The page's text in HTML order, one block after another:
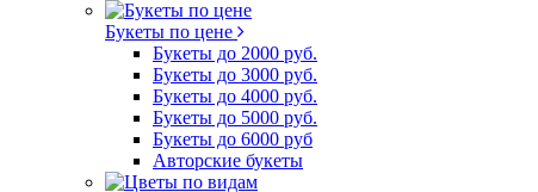
Букеты по цене
Букеты до 2000 руб.
Букеты до 3000 руб.
Букеты до 4000 руб.
Букеты до 5000 руб.
Букеты до 6000 руб
Авторские букеты